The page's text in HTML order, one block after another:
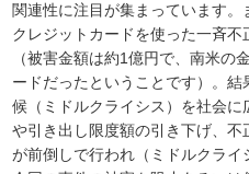
関連性に注目が集まっています
クレジットカードを使った一斉
（被害金額は約1億円で、南米の
ードだったということです）。
候（ミドルクライシス）を社会
や引き出し限度額の引き下げ、
が前倒しで行われ（ミドルクライ